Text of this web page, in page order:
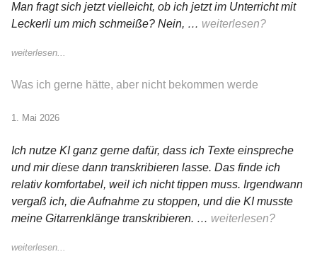
Man fragt sich jetzt vielleicht, ob ich jetzt im Unterricht mit
Leckerli um mich schmeiße? Nein, … weiterlesen?
weiterlesen...
Was ich gerne hätte, aber nicht bekommen werde
1. Mai 2026
Ich nutze KI ganz gerne dafür, dass ich Texte einspreche
und mir diese dann transkribieren lasse. Das finde ich
relativ komfortabel, weil ich nicht tippen muss. Irgendwann
vergaß ich, die Aufnahme zu stoppen, und die KI musste
meine Gitarrenklänge transkribieren. … weiterlesen?
weiterlesen...